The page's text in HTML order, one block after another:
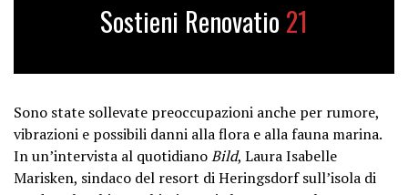
Sostieni Renovatio 21
Sono state sollevate preoccupazioni anche per rumore,
vibrazioni e possibili danni alla flora e alla fauna marina.
In un’intervista al quotidianoBild, Laura Isabelle
Marisken, sindaco del resort di Heringsdorf sull’isola di